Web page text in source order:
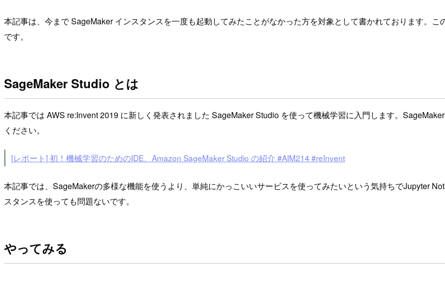
本記事は、今まで SageMaker インスタンスを一度も起動してみたことがなかった方を対象として書かれております。
です。
SageMaker Studio とは
本記事では AWS re:Invent 2019 に新しく発表されました SageMaker Studio を使って機械学習に入門します。
ください。
[レポート] 初！機械学習のためのIDE、Amazon SageMaker Studio の紹介 #AIM214 #reInvent
本記事では、SageMakerの多様な機能を使うより、単純にかっこいいサービスを使ってみたいという気持ちでJupyter
スタンスを使っても問題ないです。
やってみる